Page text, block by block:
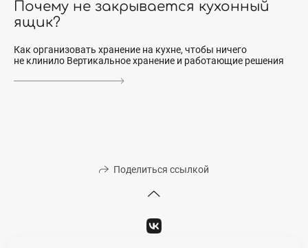
Почему не закрывается кухонный
ящик?
Как организовать хранение на кухне, чтобы ничего
не клинило Вертикальное хранение и работающие решения
Поделиться ссылкой